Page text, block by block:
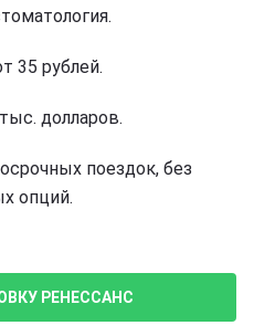
35 рублей.
долларов.
поездок, без
опций.
РЕНЕССАНС